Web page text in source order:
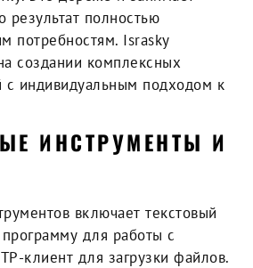
полностью
потребностям. Israsky
создании комплексных
индивидуальным подходом к
ИНСТРУМЕНТЫ И
включает текстовый
для работы с
клиент для загрузки файлов.